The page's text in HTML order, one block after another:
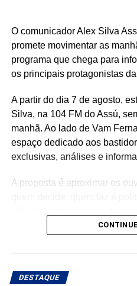
saúde, infraestrutura,
longo do mandato, Rafael
municípios de todas as
consolidando uma atuação
continuam gerando
O comunicador Alex Silva
promete movimentar as
programa que chega para
os principais protagonistas
A partir do dia 7 de agosto,
Silva, na 104 FM do Assú,
manhã. Ao lado de Vam
espaço dedicado aos
exclusivas, análises e
A proposta é aproximar os
🎙️ O rádio ganha um novo
DESTAQUE